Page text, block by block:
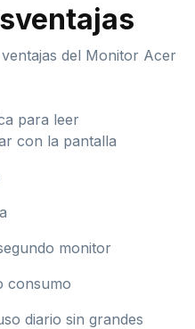
del Monitor Acer
para leer
con la pantalla
monitor
consumo
diario sin grandes